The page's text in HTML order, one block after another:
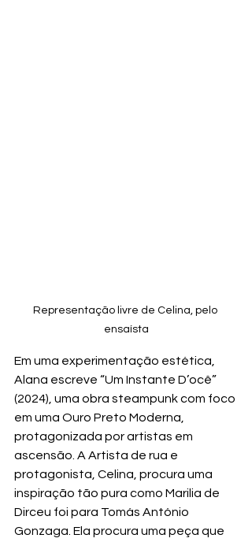
Representação livre de Celina, pelo
ensaísta
Em uma experimentação estética,
Alana escreve “Um Instante D’ocê”
(2024), uma obra steampunk com foco
em uma Ouro Preto Moderna,
protagonizada por artistas em
ascensão. A Artista de rua e
protagonista, Celina, procura uma
inspiração tão pura como Marilia de
Dirceu foi para Tomás António
Gonzaga. Ela procura uma peça que